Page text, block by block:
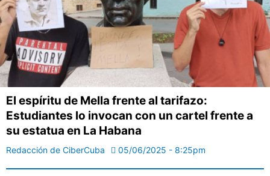
El espíritu de Mella frente al tarifazo:
Estudiantes lo invocan con un cartel frente a
su estatua en La Habana
Redacción de CiberCuba 05/06/2025 - 8:25pm